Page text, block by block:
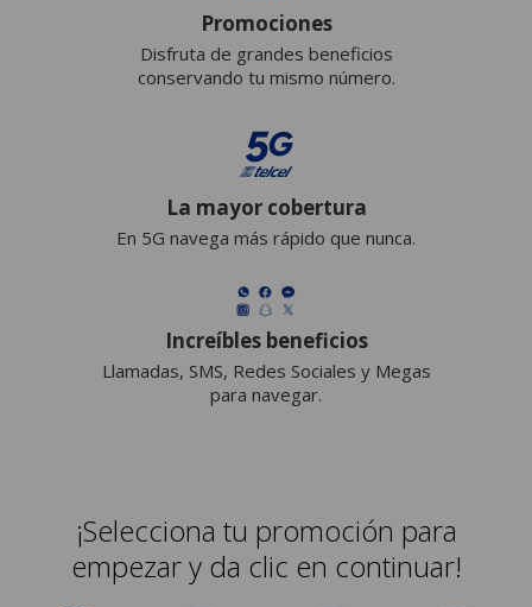
Promociones
Disfruta de grandes beneficios
conservando tu mismo número.
La mayor cobertura
En 5G navega más rápido que nunca.
Increíbles beneficios
Llamadas, SMS, Redes Sociales y Megas
para navegar.
¡Selecciona tu promoción para
empezar y da clic en continuar!